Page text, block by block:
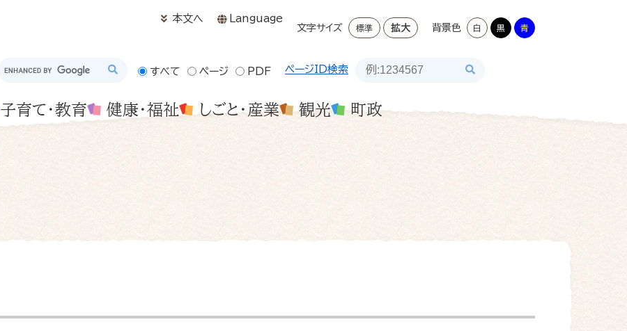
本文へ Language
文字サイズ 標準 拡大 背景色 白 黒 青
すべて ページ PDF ページID検索
子育て・教育 健康・福祉 しごと・産業 観光 町政